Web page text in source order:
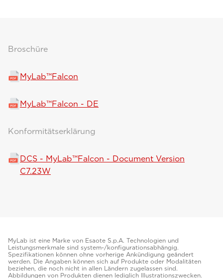
Broschüre
MyLab™Falcon
MyLab™Falcon - DE
Konformitätserklärung
DCS - MyLab™Falcon - Document Version
C7.23W
MyLab ist eine Marke von Esaote S.p.A. Technologien und
Leistungsmerkmale sind system-/konfigurationsabhängig.
Spezifikationen können ohne vorherige Ankündigung geändert
werden. Die Angaben können sich auf Produkte oder Modalitäten
beziehen, die noch nicht in allen Ländern zugelassen sind.
Abbildungen von Produkten dienen lediglich Illustrationszwecken.